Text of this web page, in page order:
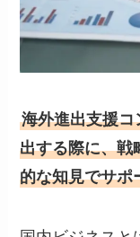
海外進出支援
出する際に、戦
的な知見でサポ